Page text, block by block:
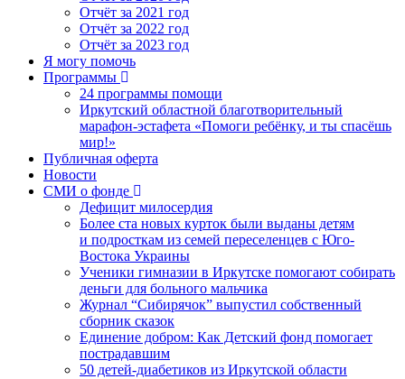
Отчёт за 2021 год
Отчёт за 2022 год
Отчёт за 2023 год
Я могу помочь
Программы
24 программы помощи
Иркутский областной благотворительный
марафон-эстафета «Помоги ребёнку, и ты спасёшь
мир!»
Публичная оферта
Новости
СМИ о фонде
Дефицит милосердия
Более ста новых курток были выданы детям
и подросткам из семей переселенцев с Юго-
Востока Украины
Ученики гимназии в Иркутске помогают собирать
деньги для больного мальчика
Журнал “Сибирячок” выпустил собственный
сборник сказок
Единение добром: Как Детский фонд помогает
пострадавшим
50 детей-диабетиков из Иркутской области